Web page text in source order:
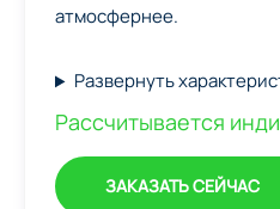
атмосфернее.
Развернуть
Рассчитывается
ЗАКАЗАТЬ СЕЙЧАС